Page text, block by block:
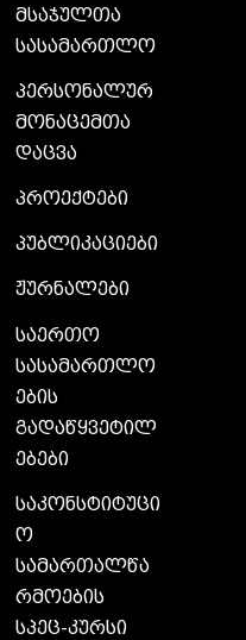
მსაჯულთა
სასამართლო
პერსონალურ
მონაცემთა
დაცვა
პროექტები
პუბლიკაციები
ჟურნალები
საერთო
სასამართლო
ების
გადაწყვეტილ
ებები
საკონსტიტუცი
ო
სამართალწა
რმოების
სპეც-კურსი